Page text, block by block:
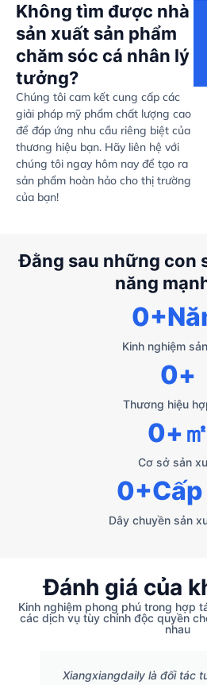
Không tìm được nhà
sản xuất sản phẩm
chăm sóc cá nhân lý
tưởng?
Chúng tôi cam kết cung cấp các
giải pháp mỹ phẩm chất lượng cao
để đáp ứng nhu cầu riêng biệt của
thương hiệu bạn. Hãy liên hệ với
chúng tôi ngay hôm nay để tạo ra
sản phẩm hoàn hảo cho thị trường
của bạn!
Đằng sau những con
năng
Kinh nghiệm
0
Thương hiệu
0+
Cơ sở sản
0+㎡
Dây chuyền sản
0
Đánh giá của
Kinh nghiệm phong phú trong hợp
các dịch vụ tùy chỉnh độc quyền
nhau
Xiangxiangdaily là đối tác